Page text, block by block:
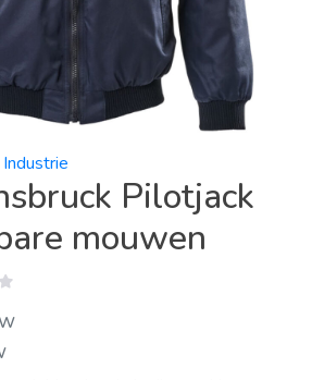
Pilotjack
mouwen